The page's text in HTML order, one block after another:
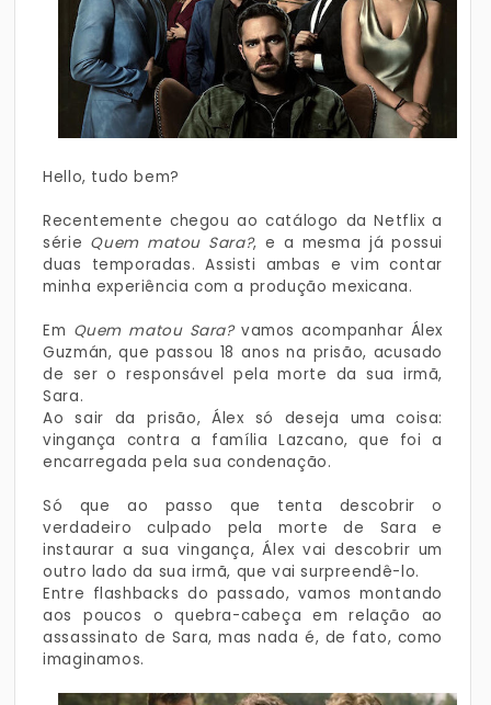
Hello, tudo bem?
Recentemente chegou ao catálogo da Netflix a
série Quem matou Sara?, e a mesma já possui
duas temporadas. Assisti ambas e vim contar
minha experiência com a produção mexicana.
Em Quem matou Sara?vamos acompanhar Álex
Guzmán, que passou 18 anos na prisão, acusado
de ser o responsável pela morte da sua irmã,
Sara.
Ao sair da prisão, Álex só deseja uma coisa:
vingança contra a família Lazcano, que foi a
encarregada pela sua condenação.
Só que ao passo que tenta descobrir o
verdadeiro culpado pela morte de Sara e
instaurar a sua vingança, Álex vai descobrir um
outro lado da sua irmã, que vai surpreendê-lo.
Entre flashbacks do passado, vamos montando
aos poucos o quebra-cabeça em relação ao
assassinato de Sara, mas nada é, de fato, como
imaginamos.